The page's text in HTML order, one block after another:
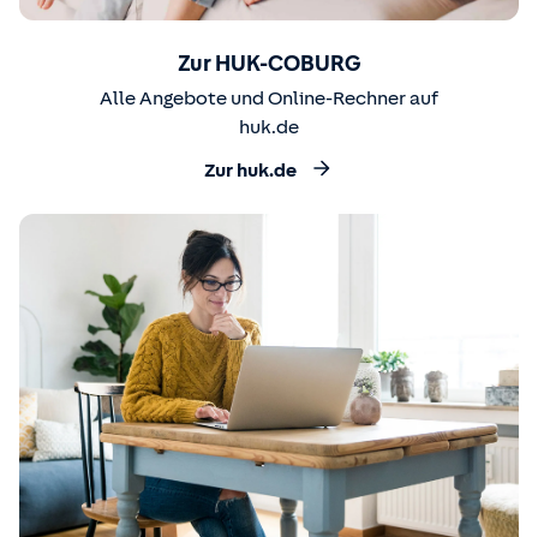
Zur HUK-COBURG
Alle Angebote und Online-Rechner auf
huk.de
Zur huk.de